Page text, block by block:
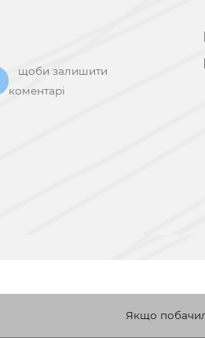
щоби залишити
коментарі
Якщо